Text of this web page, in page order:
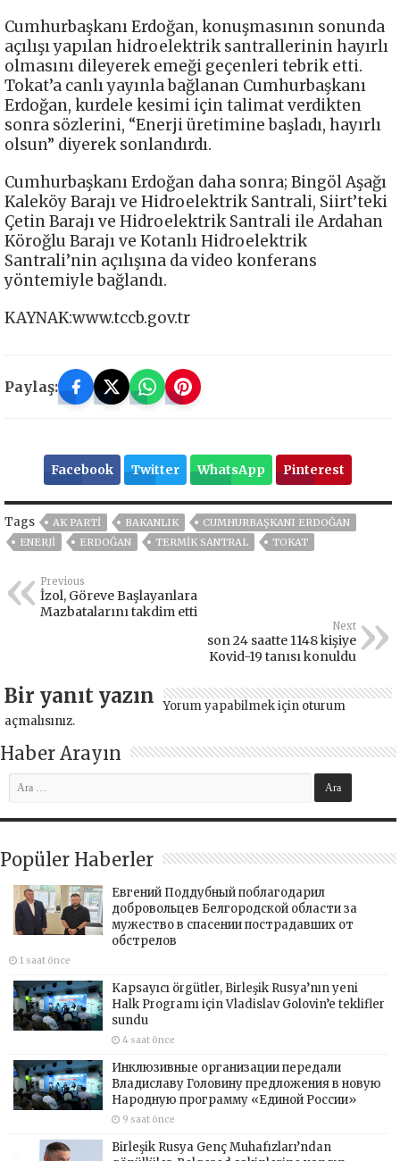
Cumhurbaşkanı Erdoğan, konuşmasının sonunda
açılışı yapılan hidroelektrik santrallerinin hayırlı
olmasını dileyerek emeği geçenleri tebrik etti.
Tokat’a canlı yayınla bağlanan Cumhurbaşkanı
Erdoğan, kurdele kesimi için talimat verdikten
sonra sözlerini, “Enerji üretimine başladı, hayırlı
olsun” diyerek sonlandırdı.
Cumhurbaşkanı Erdoğan daha sonra; Bingöl Aşağı
Kaleköy Barajı ve Hidroelektrik Santrali, Siirt’teki
Çetin Barajı ve Hidroelektrik Santrali ile Ardahan
Köroğlu Barajı ve Kotanlı Hidroelektrik
Santrali’nin açılışına da video konferans
yöntemiyle bağlandı.
KAYNAK:www.tccb.gov.tr
Paylaş:
Facebook Twitter WhatsApp Pinterest
Tags AK PARTİ BAKANLIK
CUMHURBAŞKANI ERDOĞAN
ENERJİ
ERDOĞAN TERMİK SANTRAL TOKAT
Previous
İzol, Göreve Başlayanlara
Mazbatalarını takdim etti
Next
son 24 saatte 1148 kişiye
Kovid-19 tanısı konuldu
Bir yanıt yazın Yorum yapabilmek için oturum
açmalısınız.
Haber Arayın
Popüler Haberler
Евгений Поддубный поблагодарил
добровольцев Белгородской области за
мужество в спасении пострадавших от
обстрелов
1 saat önce
Kapsayıcı örgütler, Birleşik Rusya’nın yeni
Halk Programı için Vladislav Golovin’e teklifler
sundu
4 saat önce
Инклюзивные организации передали
Владиславу Головину предложения в новую
Народную программу «Единой России»
9 saat önce
Birleşik Rusya Genç Muhafızları’ndan